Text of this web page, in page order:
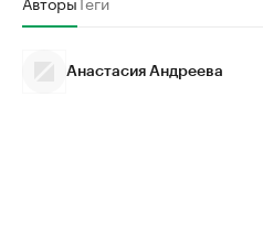
Анастасия Андреева